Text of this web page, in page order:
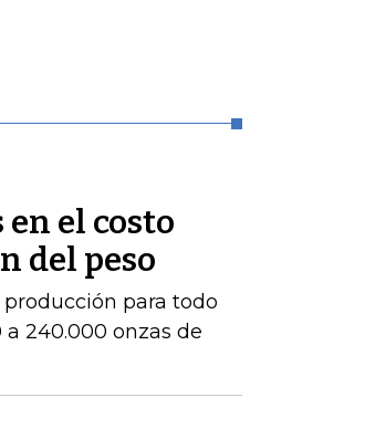
el costo
del peso
para todo
240.000 onzas de